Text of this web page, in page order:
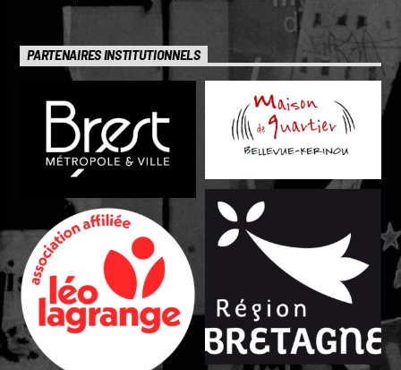
PARTENAIRES INSTITUTIONNELS